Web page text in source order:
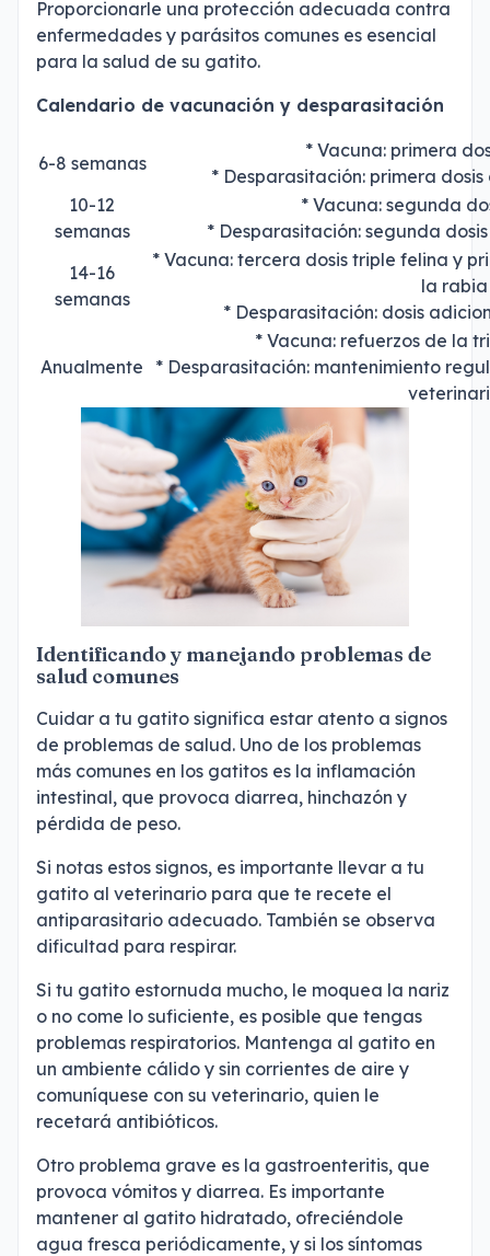
Proporcionarle una protección adecuada contra
enfermedades y parásitos comunes es esencial
para la salud de su gatito.
Calendario de vacunación y desparasitación
6-8 semanas
* Vacuna: primera
* Desparasitación: primera
10-12
semanas
* Vacuna: segunda
* Desparasitación: segunda
14-16
semanas
* Vacuna: tercera dosis triple felina y
la rabia
* Desparasitación: dosis
Anualmente
* Vacuna: refuerzos de la
* Desparasitación: mantenimiento
Identificando y manejando problemas de
salud comunes
Cuidar a tu gatito significa estar atento a signos
de problemas de salud. Uno de los problemas
más comunes en los gatitos es la inflamación
intestinal, que provoca diarrea, hinchazón y
pérdida de peso.
Si notas estos signos, es importante llevar a tu
gatito al veterinario para que te recete el
antiparasitario adecuado. También se observa
dificultad para respirar.
Si tu gatito estornuda mucho, le moquea la nariz
o no come lo suficiente, es posible que tengas
problemas respiratorios. Mantenga al gatito en
un ambiente cálido y sin corrientes de aire y
comuníquese con su veterinario, quien le
recetará antibióticos.
Otro problema grave es la gastroenteritis, que
provoca vómitos y diarrea. Es importante
mantener al gatito hidratado, ofreciéndole
agua fresca periódicamente, y si los síntomas